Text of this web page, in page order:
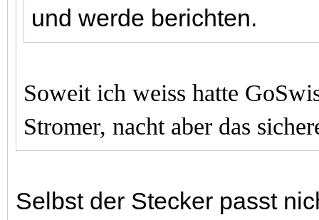
und werde berichten.
Soweit ich weiss hatte
Stromer, nacht aber das
Selbst der Stecker passt